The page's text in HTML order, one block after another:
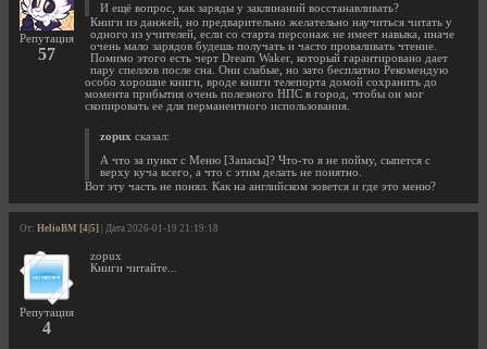
Репутация
57
И ещё вопрос, как заряды у заклинаний восстанавливать?
Книги из данжей, но предварительно желательно научиться читать у
одного из учителей, если со старта персонаж не имеет навыка, иначе
очень мало зарядов будешь получать и часто проваливать чтение.
Помимо этого есть черт Dream Waker, который гарантировано дает
пару спеллов после сна. Они слабые, но зато бесплатно Рекомендую
особо хорошие книги, вроде книги телепорта домой сохранить до
момента прибытия очень полезного НПС в город, чтобы он мог
скопировать ее для перманентного использования.
zopux сказал:
А что за пункт с Меню [Запасы]? Что-то я не пойму, сыпется с
верху куча всего, а что с этим делать не понятно.
Вот эту часть не понял. Как на английском зовется и где это меню?
От: HelioBM [4|5] | Дата 2026-01-19 21:19:18
Репутация
4
zopux
Книги читайте...